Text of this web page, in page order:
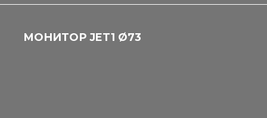
МОНИТОР JET1 Ø73